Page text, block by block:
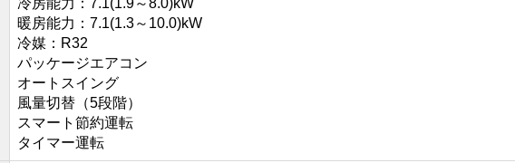
暖房能力：7.1(1.3～10.0)kW
冷媒：R32
パッケージエアコン
オートスイング
風量切替（5段階）
スマート節約運転
タイマー運転